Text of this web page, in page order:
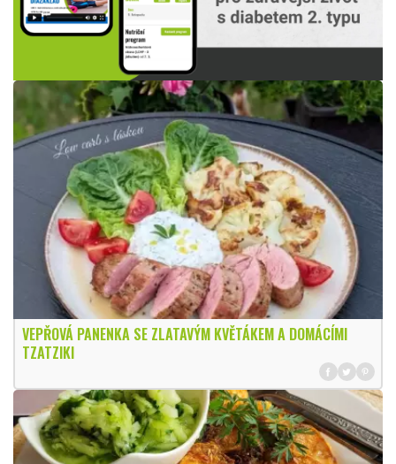
VEPŘOVÁ PANENKA SE ZLATAVÝM KVĚTÁKEM A DOMÁCÍMI
TZATZIKI